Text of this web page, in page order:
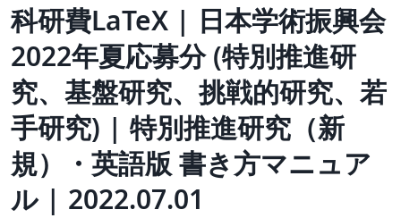
科研費LaTeX | 日本学術振興会
2022年夏応募分 (特別推進研
究、基盤研究、挑戦的研究、若
手研究) | 特別推進研究（新
規）・英語版 書き方マニュア
ル | 2022.07.01